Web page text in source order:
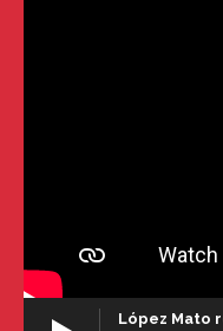
López Mato